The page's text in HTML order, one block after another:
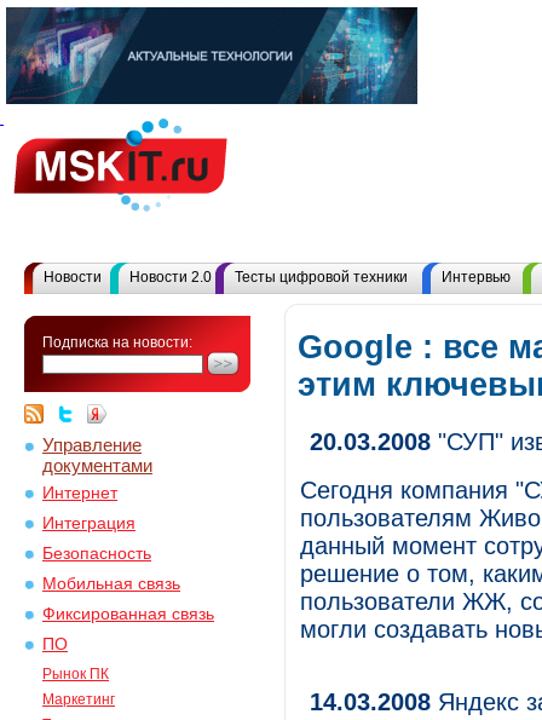
Новости Новости 2.0 Тесты цифровой техники Интервью
Подписка на новости:
Управление
документами
Интернет
Интеграция
Безопасность
Мобильная связь
Фиксированная связь
ПО
Рынок ПК
Маркетинг
Google : все
этим
20.03.2008 "СУП"
Сегодня компания
пользователям
данный момент
решение о том,
пользователи ЖЖ,
могли создавать
14.03.2008 Яндекс